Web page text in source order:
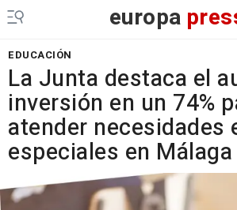
europa
EDUCACIÓN
La Junta destaca el
inversión en un 74%
atender necesidades
especiales en Málaga